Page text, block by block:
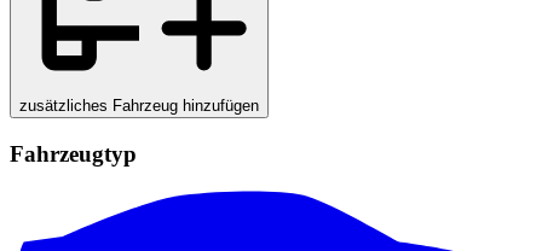
zusätzliches Fahrzeug hinzufügen
Fahrzeugtyp